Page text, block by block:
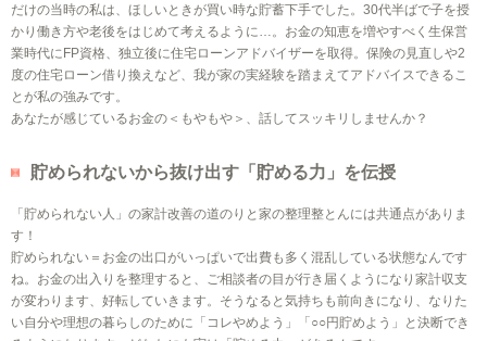
だけの当時の私は、ほしいときが買い時な貯蓄下手でした。30代半ばで子を授
かり働き方や老後をはじめて考えるように…。お金の知恵を増やすべく生保営
業時代にFP資格、独立後に住宅ローンアドバイザーを取得。保険の見直しや2
度の住宅ローン借り換えなど、我が家の実経験を踏まえてアドバイスできるこ
とが私の強みです。
あなたが感じているお金の＜もやもや＞、話してスッキリしませんか？
貯められないから抜け出す「貯める力」を伝授
「貯められない人」の家計改善の道のりと家の整理整とんには共通点がありま
す！
貯められない＝お金の出口がいっぱいで出費も多く混乱している状態なんです
ね。お金の出入りを整理すると、ご相談者の目が行き届くようになり家計収支
が変わります、好転していきます。そうなると気持ちも前向きになり、なりた
い自分や理想の暮らしのために「コレやめよう」「○○円貯めよう」と決断でき